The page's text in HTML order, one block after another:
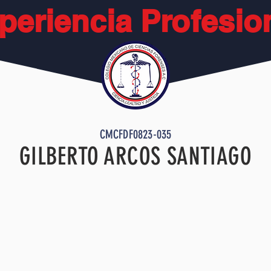
CMCFDF0823-035
GILBERTO ARCOS SANTIAGO